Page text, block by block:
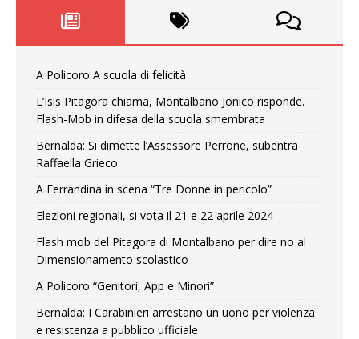
A Policoro A scuola di felicità
L’Isis Pitagora chiama, Montalbano Jonico risponde.
Flash-Mob in difesa della scuola smembrata
Bernalda: Si dimette l’Assessore Perrone, subentra
Raffaella Grieco
A Ferrandina in scena “Tre Donne in pericolo”
Elezioni regionali, si vota il 21 e 22 aprile 2024
Flash mob del Pitagora di Montalbano per dire no al
Dimensionamento scolastico
A Policoro “Genitori, App e Minori”
Bernalda: I Carabinieri arrestano un uono per violenza
e resistenza a pubblico ufficiale